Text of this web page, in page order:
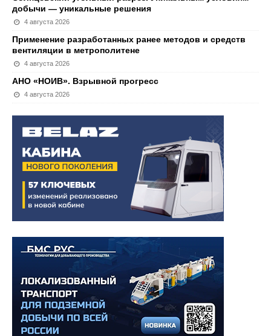
добычи — уникальные решения
4 августа 2026
Применение разработанных ранее методов и средств
вентиляции в метрополитене
4 августа 2026
АНО «НОИВ». Взрывной прогресс
4 августа 2026